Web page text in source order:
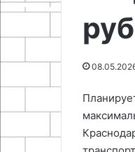
21.04.2026
Как сшить
спинку сиденья